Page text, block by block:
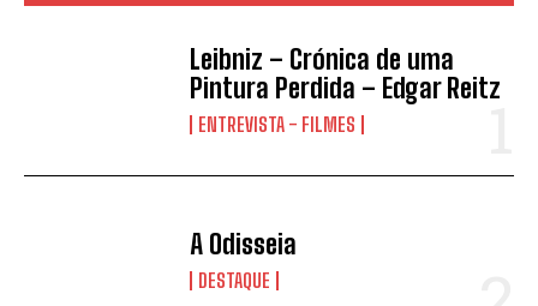
Leibniz – Crónica de uma
Pintura Perdida – Edgar Reitz
ENTREVISTA - FILMES
A Odisseia
DESTAQUE